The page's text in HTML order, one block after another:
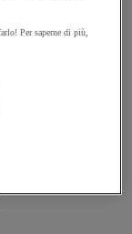
Per saperne di più,